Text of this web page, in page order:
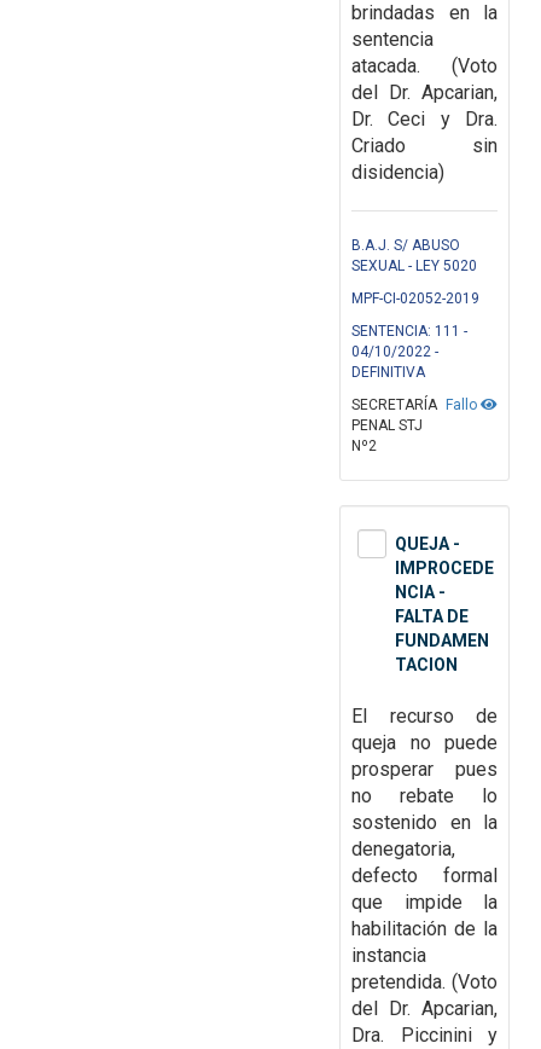
brindadas en la
sentencia
atacada. (Voto
del Dr. Apcarian,
Dr. Ceci y Dra.
Criado sin
disidencia)
B.A.J. S/ ABUSO
SEXUAL - LEY 5020
MPF-CI-02052-2019
SENTENCIA: 111 -
04/10/2022 -
DEFINITIVA
Fallo
SECRETARÍA
PENAL STJ
Nº2
QUEJA -
IMPROCEDE
NCIA -
FALTA DE
FUNDAMEN
TACION
El recurso de
queja no puede
prosperar pues
no rebate lo
sostenido en la
denegatoria,
defecto formal
que impide la
habilitación de la
instancia
pretendida. (Voto
del Dr. Apcarian,
Dra. Piccinini y